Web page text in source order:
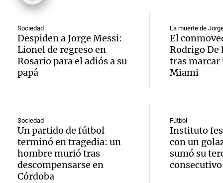
Una
Episodios
Toreo
Episodios
"Tres
se lo
para
nunca
Una
Episodios
Audio.
del río
y
hasta
firmó
Sociedad
Despiden a Jorge Messi:
Lionel de regreso en
Rosario para el adiós a su
papá
La muerte de
El
Rodrigo De
tras marcar
Miami
Sociedad
Un partido de fútbol
terminó en tragedia: un
hombre murió tras
descompensarse en
Córdoba
Fútbol
Instituto
con un
sumó su
consecutivo